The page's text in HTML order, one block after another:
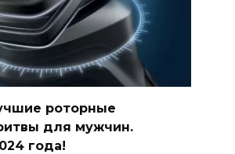
роторные
для мужчин.
года!